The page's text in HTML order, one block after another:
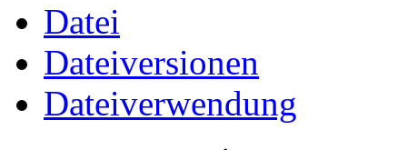
Datei
Dateiversionen
Dateiverwendung